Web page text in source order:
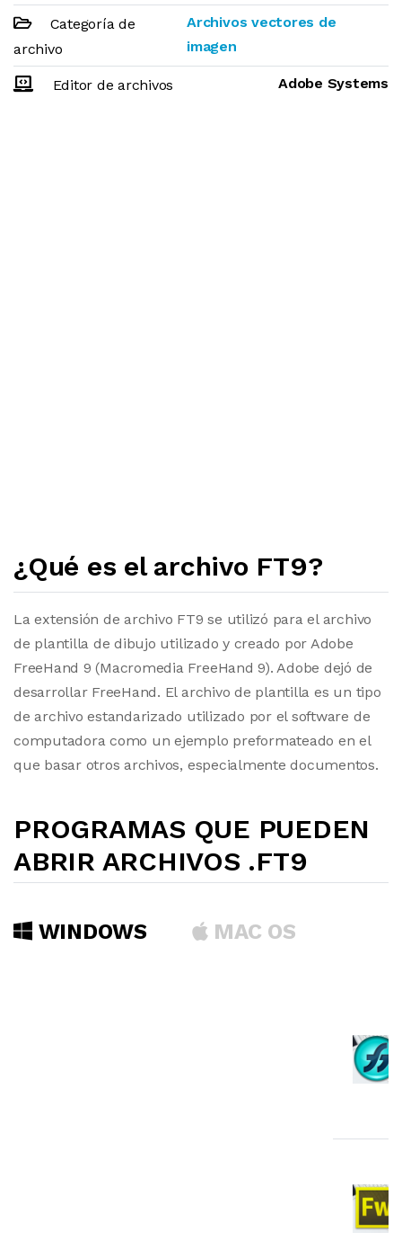
Categoría de
archivo
Archivos vectores de
imagen
Editor de archivos Adobe Systems
¿Qué es el archivo FT9?
La extensión de archivo FT9 se utilizó para el archivo
de plantilla de dibujo utilizado y creado por Adobe
FreeHand 9 (Macromedia FreeHand 9). Adobe dejó de
desarrollar FreeHand. El archivo de plantilla es un tipo
de archivo estandarizado utilizado por el software de
computadora como un ejemplo preformateado en el
que basar otros archivos, especialmente documentos.
PROGRAMAS QUE PUEDEN
ABRIR ARCHIVOS .FT9
WINDOWS MAC OS